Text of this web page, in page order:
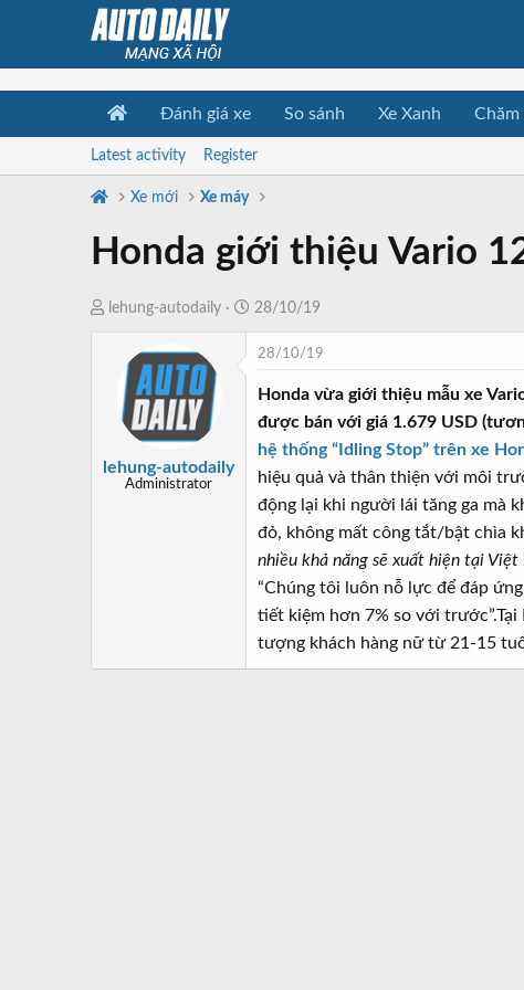
Đánh giá xe So sánh Xe Xanh Chăm
Latest activity Register
Xe mới Xe máy
Honda giới thiệu Vario
T
t
lehung-autodaily
N
g
à
b
ắ
đ
ầ
u
28/10/19
lehung-autodaily
Administrator
28/10/19
Honda vừa giới thiệu mẫu xe
được bán với giá 1.679 USD
hệ thống “Idling Stop” trên xe
hiệu quả và thân thiện với môi
động lại khi người lái tăng ga mà
đỏ, không mất công tắt/bật chìa
nhiều khả năng sẽ xuất hiện tại
“Chúng tôi luôn nỗ lực để đáp
tiết kiệm hơn 7% so với
tượng khách hàng nữ từ 21-15